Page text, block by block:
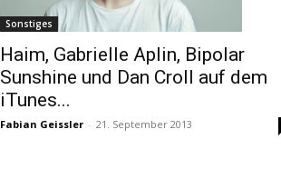
Sonstiges
Haim, Gabrielle Aplin, Bipolar
Sunshine und Dan Croll auf dem
iTunes...
Fabian Geissler - 21. September 2013